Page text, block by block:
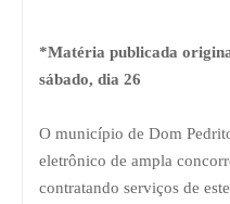
*Matéria publicada
sábado, dia 26
O município de Dom
eletrônico de ampla
contratando serviços de